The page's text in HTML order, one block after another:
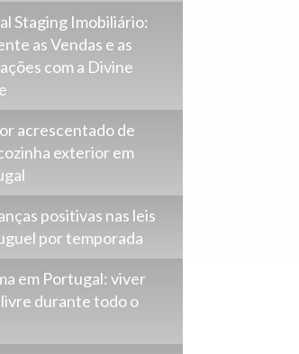
Staging Imobiliário:
as Vendas e as
com a Divine
acrescentado de
exterior em
positivas nas leis
por temporada
em Portugal: viver
livre durante todo o